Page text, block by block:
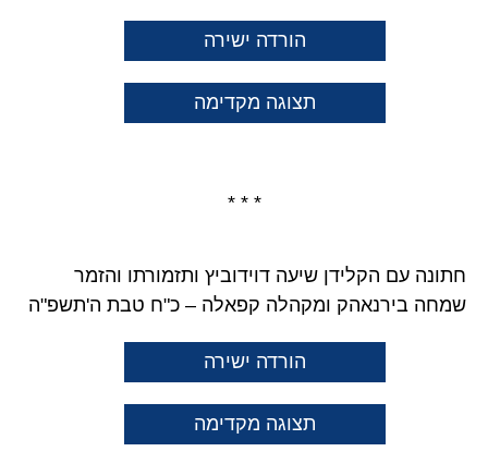
הורדה ישירה
תצוגה מקדימה
* * *
חתונה עם הקלידן שיעה דוידוביץ ותזמורתו והזמר
שמחה בירנאהק ומקהלה קפאלה – כ"ח טבת ה'תשפ"ה
הורדה ישירה
תצוגה מקדימה